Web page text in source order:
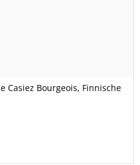
Casiez Bourgeois, Finnische